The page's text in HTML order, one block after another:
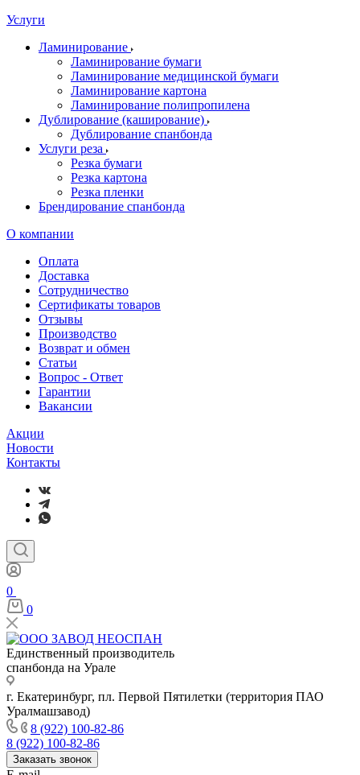
Услуги
Ламинирование
Ламинирование бумаги
Ламинирование медицинской бумаги
Ламинирование картона
Ламинирование полипропилена
Дублирование (каширование)
Дублирование спанбонда
Услуги реза
Резка бумаги
Резка картона
Резка пленки
Брендирование спанбонда
О компании
Оплата
Доставка
Сотрудничество
Сертификаты товаров
Отзывы
Производство
Возврат и обмен
Статьи
Вопрос - Ответ
Гарантии
Вакансии
Акции
Новости
Контакты
0
0
Единственный производитель
спанбонда на Урале
г. Екатеринбург, пл. Первой Пятилетки (территория ПАО
Уралмашзавод)
8 (922) 100-82-86
8 (922) 100-82-86
Заказать звонок